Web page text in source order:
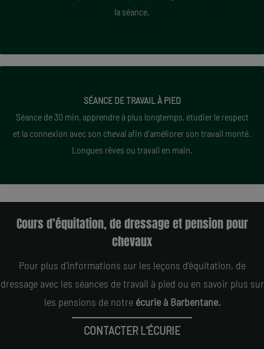
la séance.
dressé des ecuries)
Pensionnaires 40€
SÉANCE DE TRAVAIL À PIED
Séance de 30 min, apprendre à plus longtemps, étudier le respect
et la connexion avec son cheval afin d'améliorer son travail monté.
Longues rêves ou travail en main.
COURS PARTICULIERS 40€
SEANCE 30 MIN
Cours d’équitation, de dressage et pension pour
chevaux
Pour plus d'informations sur les leçons d’équitation, de
dressage avec les séances de travail à pied ou en savoir plus sur
les pensions de notreécurie à Barbentane.
CONTACTER L'ÉCURIE